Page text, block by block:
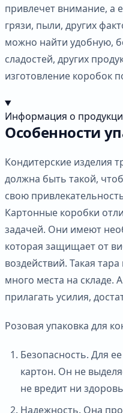
привлечет внимание, а
грязи, пыли, других
можно найти удобную,
сладостей, других
изготовление коробок
Информация о
Особенности
Кондитерские изделия
должна быть такой,
свою
Картонные коробки
задачей. Они имеют
которая защищает от
воздействий. Такая
много места на складе.
прилагать усилия,
Розовая упаковка для
Безопасность. Для
картон. Он не
не вредит ни
Надежность. Она